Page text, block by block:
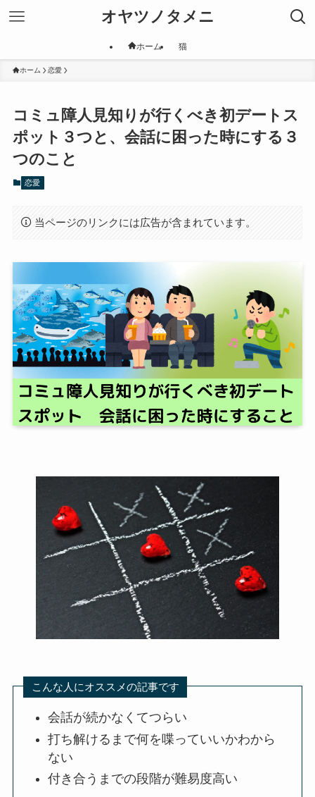
オヤツノタメニ
ホーム 猫
ホーム 恋愛
コミュ障人見知りが行くべき初デートス
ポット３つと、会話に困った時にする３
つのこと
恋愛
当ページのリンクには広告が含まれています。
こんな人にオススメの記事です
会話が続かなくてつらい
打ち解けるまで何を喋っていいかわから
ない
付き合うまでの段階が難易度高い